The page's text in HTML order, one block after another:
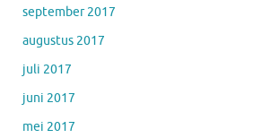
september 2017
augustus 2017
juli 2017
juni 2017
mei 2017